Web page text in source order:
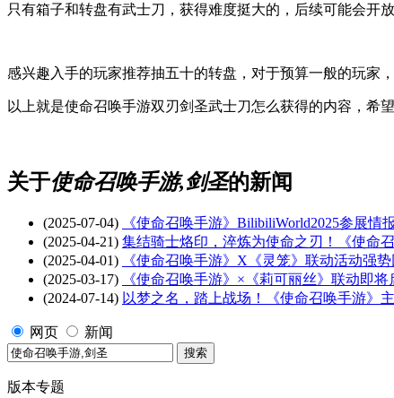
只有箱子和转盘有武士刀，获得难度挺大的，后续可能会开
感兴趣入手的玩家推荐抽五十的转盘，对于预算一般的玩家
以上就是使命召唤手游双刃剑圣武士刀怎么获得的内容，希
关于使命召唤手游,剑圣的新闻
(2025-07-04)
《使命召唤手游》BilibiliWorld2025参展情
(2025-04-21) 集结骑士烙印，淬炼为使命之刃！《使命
(2025-04-01)
《使命召唤手游》X《灵笼》联动活动强
(2025-03-17)
《使命召唤手游》×《莉可丽丝》联动即将
(2024-07-14) 以梦之名，踏上战场！《使命召唤手游》
网页 新闻
版本专题